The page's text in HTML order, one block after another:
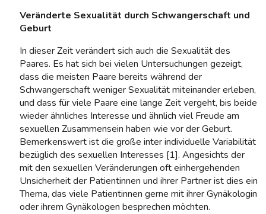
Veränderte Sexualität durch Schwangerschaft und
Geburt
In dieser Zeit verändert sich auch die Sexualität des
Paares. Es hat sich bei vielen Untersuchungen gezeigt,
dass die meisten Paare bereits während der
Schwangerschaft weniger Sexualität miteinander erleben,
und dass für viele Paare eine lange Zeit vergeht, bis beide
wieder ähnliches Interesse und ähnlich viel Freude am
sexuellen Zusammensein haben wie vor der Geburt.
Bemerkenswert ist die große inter individuelle Variabilität
bezüglich des sexuellen Interesses [1]. Angesichts der
mit den sexuellen Veränderungen oft einhergehenden
Unsicherheit der Patientinnen und ihrer Partner ist dies ein
Thema, das viele Patientinnen gerne mit ihrer Gynäkologin
oder ihrem Gynäkologen besprechen möchten.